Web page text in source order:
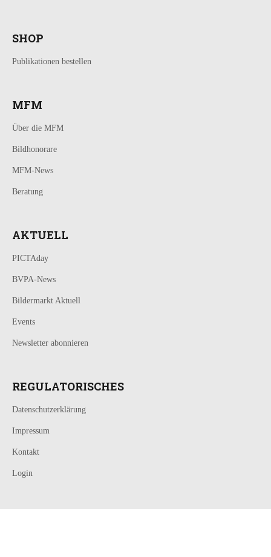
SHOP
Publikationen bestellen
MFM
Über die MFM
Bildhonorare
MFM-News
Beratung
AKTUELL
PICTAday
BVPA-News
Bildermarkt Aktuell
Events
Newsletter abonnieren
REGULATORISCHES
Datenschutzerklärung
Impressum
Kontakt
Login